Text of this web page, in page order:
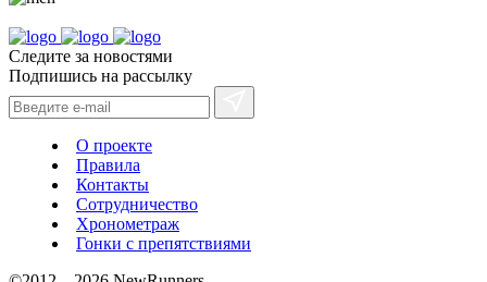
Следите за новостями
Подпишись на рассылку
О проекте
Правила
Контакты
Сотрудничество
Хронометраж
Гонки с препятствиями